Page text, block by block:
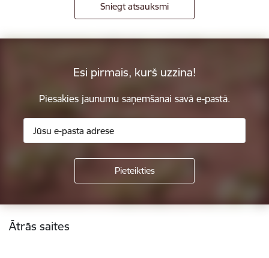
Sniegt atsauksmi
Esi pirmais, kurš uzzina!
Piesakies jaunumu saņemšanai savā e-pastā.
Kājene
Ātrās saites